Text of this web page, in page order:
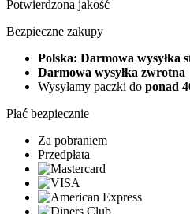
Potwierdzona jakość
Bezpieczne zakupy
Polska: Darmowa wysyłka
Darmowa wysyłka zwrotna
Wysyłamy paczki do ponad
Płać bezpiecznie
Za pobraniem
Przedpłata